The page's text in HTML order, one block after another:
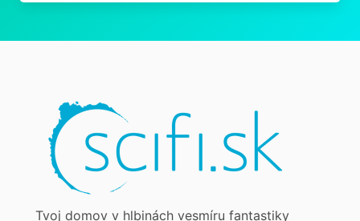
Tvoj domov v hlbinách vesmíru fantastiky